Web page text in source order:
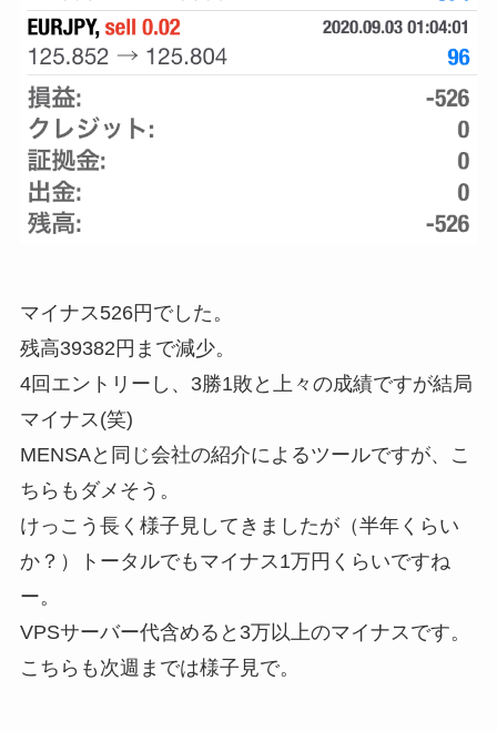
マイナス526円でした。
残高39382円まで減少。
4回エントリーし、3勝1敗と上々の成績ですが結局
マイナス(笑)
MENSAと同じ会社の紹介によるツールですが、こ
ちらもダメそう。
けっこう長く様子見してきましたが（半年くらい
か？）トータルでもマイナス1万円くらいですね
ー。
VPSサーバー代含めると3万以上のマイナスです。
こちらも次週までは様子見で。